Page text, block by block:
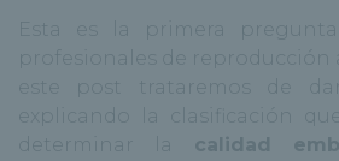
Esta es la primera
profesionales de
este post trataremos de
explicando la clasificación
determinar la
calidad